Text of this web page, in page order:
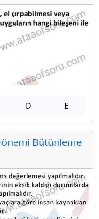
D E
Bütünleme